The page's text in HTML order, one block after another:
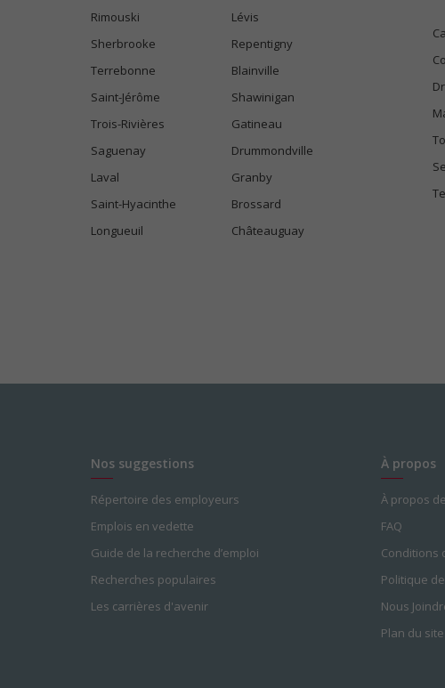
Rimouski
Lévis
Sherbrooke
Repentigny
Terrebonne
Blainville
Saint-Jérôme
Shawinigan
Trois-Rivières
Gatineau
Saguenay
Drummondville
Laval
Granby
Saint-Hyacinthe
Brossard
Longueuil
Châteauguay
Nos suggestions
Répertoire des employeurs
Emplois en vedette
Guide de la recherche d’emploi
Recherches populaires
Les carrières d'avenir
À propos
À propos
FAQ
Conditions
Politique
Nous
Plan du site